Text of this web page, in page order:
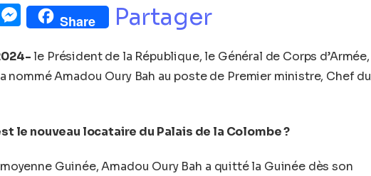
Messenger
Share Partager
le Président de la République, le Général de Corps d’Armée,
nommé Amadou Oury Bah au poste de Premier ministre, Chef du
le nouveau locataire du Palais de la Colombe ?
Guinée, Amadou Oury Bah a quitté la Guinée dès son